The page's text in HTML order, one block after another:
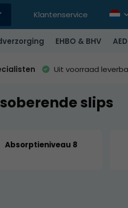
Klantenservice
EHBO & BHV
Uit voorraad
slips
Absorptieniveau 8